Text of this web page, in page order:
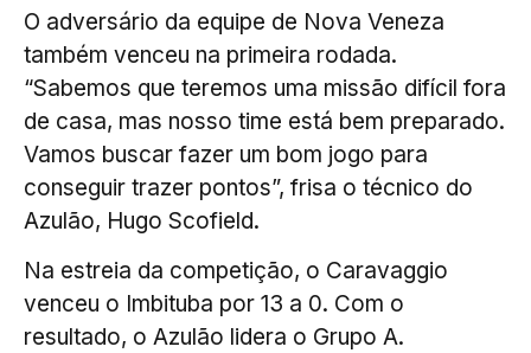
O adversário da equipe de Nova Veneza
também venceu na primeira rodada.
“Sabemos que teremos uma missão difícil fora
de casa, mas nosso time está bem preparado.
Vamos buscar fazer um bom jogo para
conseguir trazer pontos”, frisa o técnico do
Azulão, Hugo Scofield.
Na estreia da competição, o Caravaggio
venceu o Imbituba por 13 a 0. Com o
resultado, o Azulão lidera o Grupo A.